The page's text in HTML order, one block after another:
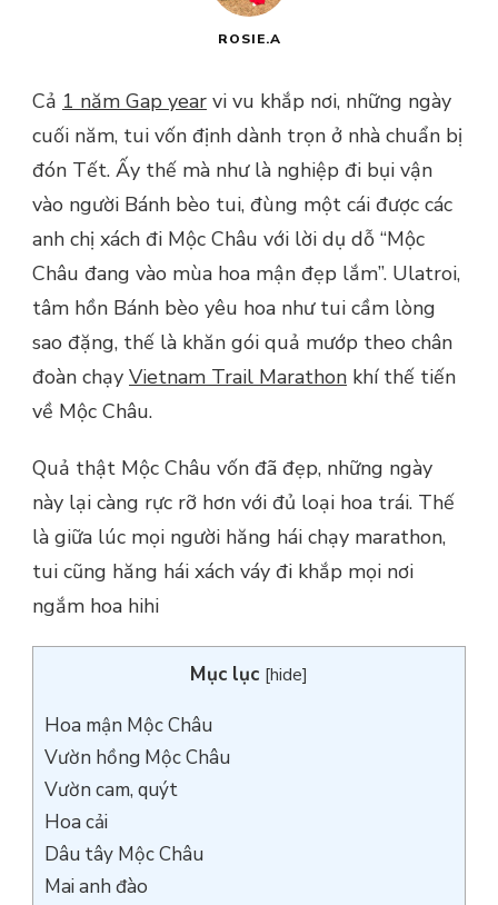
ROSIE.A
Cả 1 năm Gap year vi vu khắp nơi, những ngày
cuối năm, tui vốn định dành trọn ở nhà chuẩn bị
đón Tết. Ấy thế mà như là nghiệp đi bụi vận
vào người Bánh bèo tui, đùng một cái được các
anh chị xách đi Mộc Châu với lời dụ dỗ “Mộc
Châu đang vào mùa hoa mận đẹp lắm”. Ulatroi,
tâm hồn Bánh bèo yêu hoa như tui cầm lòng
sao đặng, thế là khăn gói quả mướp theo chân
đoàn chạy Vietnam Trail Marathon khí thế tiến
về Mộc Châu.
Quả thật Mộc Châu vốn đã đẹp, những ngày
này lại càng rực rỡ hơn với đủ loại hoa trái. Thế
là giữa lúc mọi người hăng hái chạy marathon,
tui cũng hăng hái xách váy đi khắp mọi nơi
ngắm hoa hihi
Mục lục [hide]
Hoa mận Mộc Châu
Vườn hồng Mộc Châu
Vườn cam, quýt
Hoa cải
Dâu tây Mộc Châu
Mai anh đào